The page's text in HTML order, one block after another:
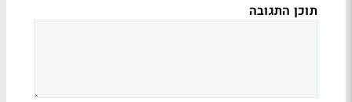
תוכן התגובה